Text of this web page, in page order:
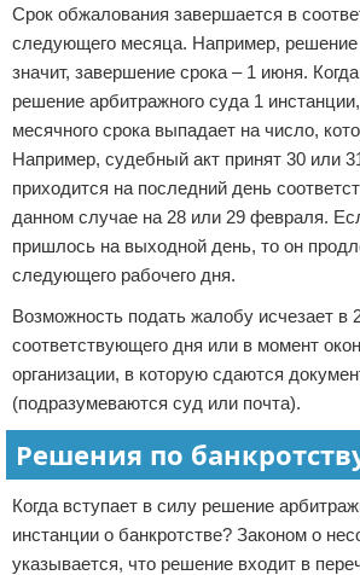
Срок обжалования завершается в
следующего месяца. Например, решение
значит, завершение срока – 1 июня.
решение арбитражного суда 1
месячного срока выпадает на число,
Например, судебный акт принят 30 или
приходится на последний день
данном случае на 28 или 29 февраля.
пришлось на выходной день, то он
следующего рабочего дня.
Возможность подать жалобу исчезает в
соответствующего дня или в момент
организации, в которую сдаются
(подразумеваются суд или почта).
Решения по
Когда вступает в силу решение
инстанции о банкротстве? Законом о
указывается, что решение входит в